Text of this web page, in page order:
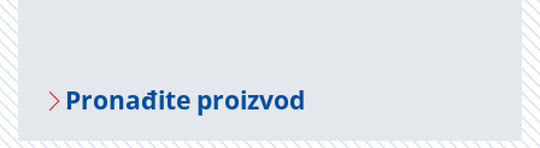
Pronađite proizvod